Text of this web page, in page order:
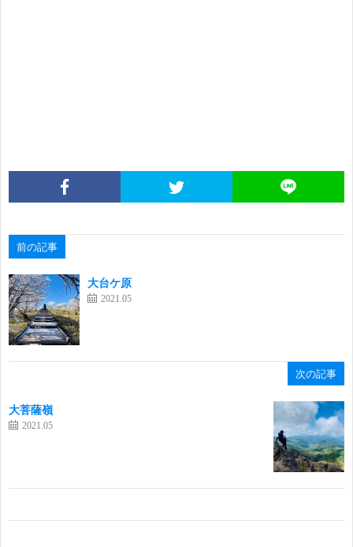
前の記事
大台ケ原
2021.05
次の記事
大菩薩嶺
2021.05